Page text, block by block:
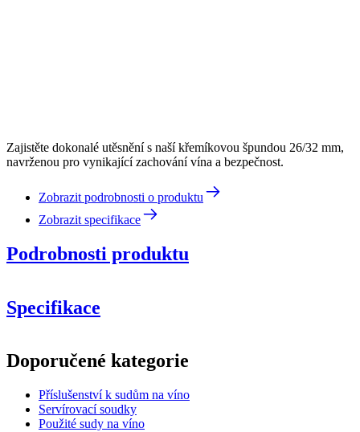
Zajistěte dokonalé utěsnění s naší křemíkovou špundou 26/32 mm,
navrženou pro vynikající zachování vína a bezpečnost.
Zobrazit podrobnosti o produktu
Zobrazit specifikace
Podrobnosti produktu
Specifikace
Číslo produktuBRSI30
Rozměry (ŠxVxH cm)
Hmotnost (kg)0.07
Doporučené kategorie
Příslušenství k sudům na víno
Servírovací soudky
Použité sudy na víno